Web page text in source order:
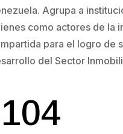
Agrupa a
como actores de la
para el logro de
del Sector
104